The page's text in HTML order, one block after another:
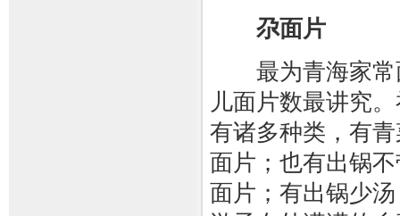
尕面片
最为青海家常
儿面片数最讲究
有诸多种类，有
面片；也有出锅
面片；有出锅少